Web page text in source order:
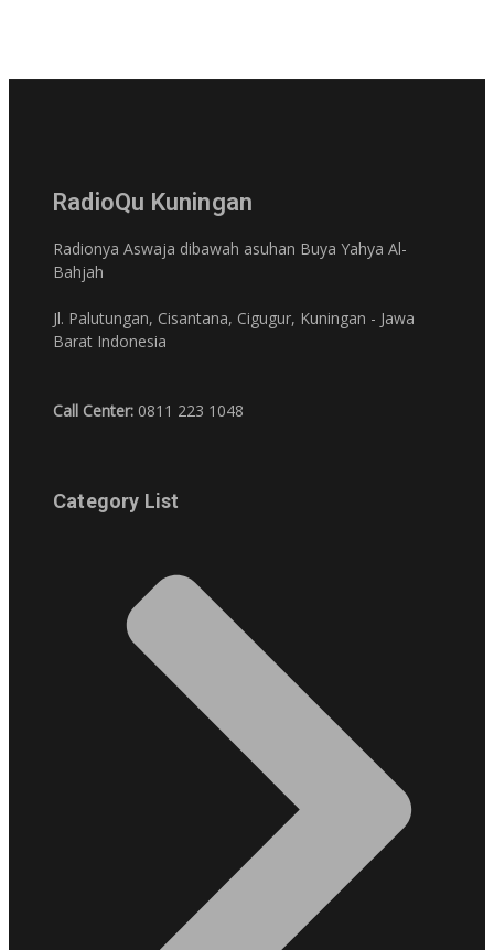
RadioQu Kuningan
Radionya Aswaja dibawah asuhan Buya Yahya Al-
Bahjah
Jl. Palutungan, Cisantana, Cigugur, Kuningan - Jawa
Barat Indonesia
Call Center: 0811 223 1048
Category List